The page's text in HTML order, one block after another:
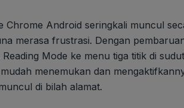
Chrome Android seringkali muncul
merasa frustrasi. Dengan
Mode ke menu tiga titik di
menemukan dan
di bilah alamat.